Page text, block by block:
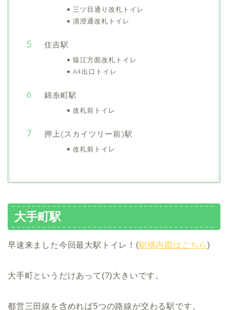
三ツ目通り改札トイレ
清澄通改札トイレ
住吉駅
猿江方面改札トイレ
A4出口トイレ
錦糸町駅
改札前トイレ
押上(スカイツリー前)駅
改札前トイレ
大手町駅
早速来ました今回最大駅トイレ！(駅構内図はこちら)
大手町というだけあって(?)大きいです。
都営三田線を含めれば5つの路線が交わる駅です。